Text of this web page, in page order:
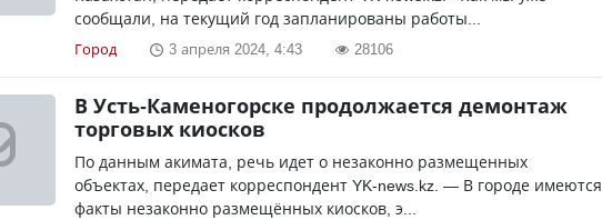
сообщали, на текущий год запланированы работы...
Город 3 апреля 2024, 4:43 28106
В Усть-Каменогорске продолжается демонтаж
торговых киосков
По данным акимата, речь идет о незаконно размещенных
объектах, передает корреспондент YK-news.kz. — В городе имеются
факты незаконно размещённых киосков, э...